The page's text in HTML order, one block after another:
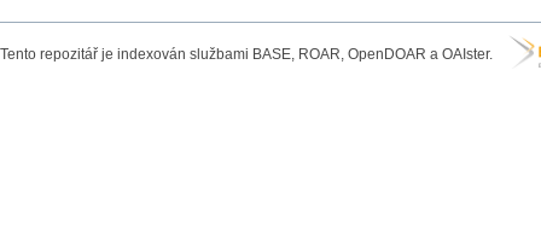
Tento repozitář je indexován službami BASE, ROAR, OpenDOAR a OAIster.